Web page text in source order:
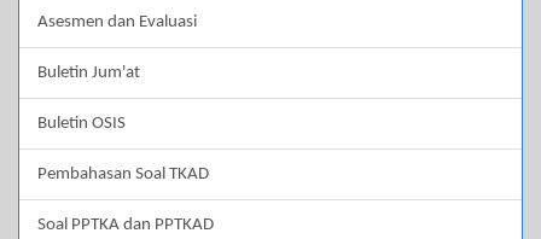
Asesmen dan Evaluasi
Buletin Jum'at
Buletin OSIS
Pembahasan Soal TKAD
Soal PPTKA dan PPTKAD